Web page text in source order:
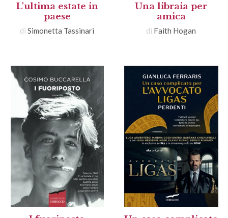
L'ultima estate in
paese
di Simonetta Tassinari
Una libraia per
amica
di Faith Hogan